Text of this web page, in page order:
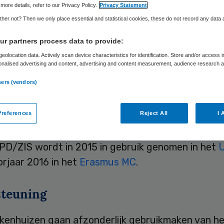
Skipr Redactie 31 maart 2014,14:04
MC en UMCG hebben een contract getekend met
en implementatie van een volledig
Patiënten Dossier (EPD) en
kwam als beste uit de Europese
ZIS wordt in 2015 in gebruik genomen in het
2016 in het Erasmus MC.
gaan afzonderlijk gebruikmaken van
details, refer to our Privacy Policy. Privacy Statement
not? Then we only place essential and statistical cookies, these do not record any data
partners process data to provide:
data. Actively scan device characteristics for identification. Store and/or access
advertising and content, advertising and content measurement, audience research
(vendors)
Reject All I